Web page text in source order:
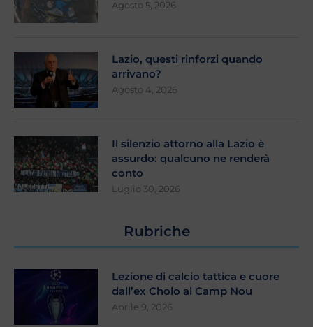
Agosto 5, 2026
Lazio, questi rinforzi quando
arrivano?
Agosto 4, 2026
Il silenzio attorno alla Lazio è
assurdo: qualcuno ne renderà
conto
Luglio 30, 2026
Rubriche
Lezione di calcio tattica e cuore
dall’ex Cholo al Camp Nou
Aprile 9, 2026